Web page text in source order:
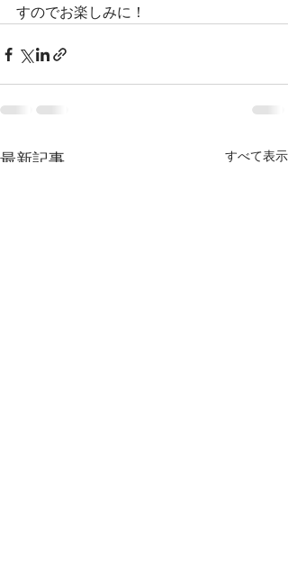
すのでお楽しみに！
最新記事 すべて表示